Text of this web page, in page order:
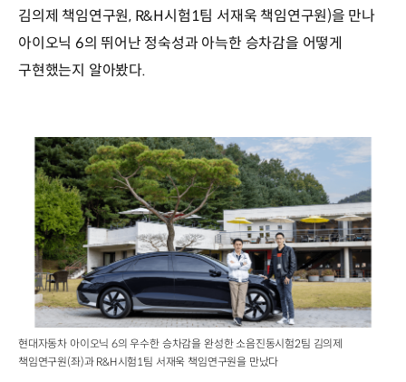
김의제 책임연구원, R&H시험1팀 서재욱 책임연구원)을 만나
아이오닉 6의 뛰어난 정숙성과 아늑한 승차감을 어떻게
구현했는지 알아봤다.
현대자동차 아이오닉 6의 우수한 승차감을 완성한 소음진동시험2팀 김의제
책임연구원(좌)과 R&H시험1팀 서재욱 책임연구원을 만났다